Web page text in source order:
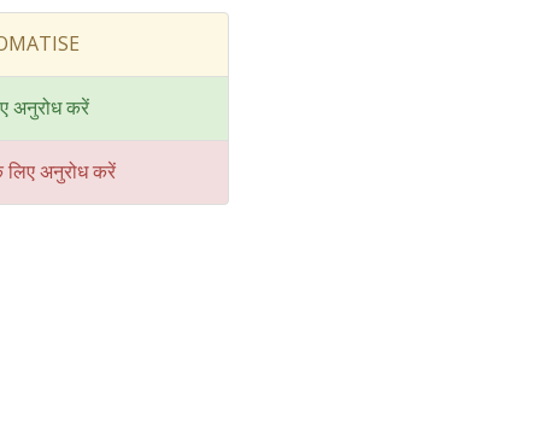
अनुरोध करें
अनुरोध करें